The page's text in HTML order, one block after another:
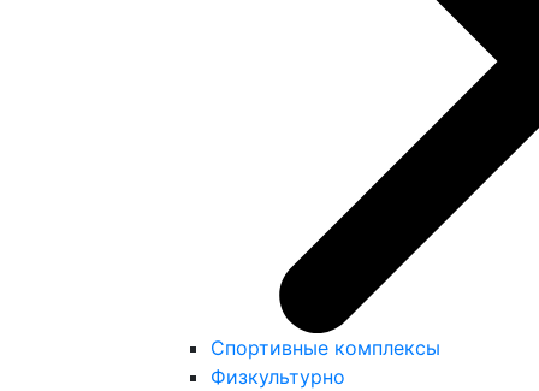
Спортивные комплексы
Физкультурно